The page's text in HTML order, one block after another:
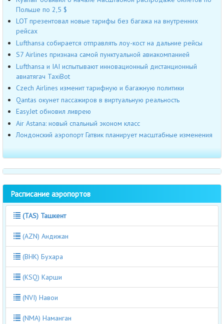
Польше по 2,5 $
LOT презентовал новые тарифы без багажа на внутренних
рейсах
Lufthansa собирается отправлять лоу-кост на дальние рейсы
S7 Airlines признана самой пунктуальной авиакомпанией
Lufthansa и IAI испытывают инновационный дистанционный
авиатягач TaxiBot
Czech Airlines изменит тарифную и багажную политики
Qantas окунет пассажиров в виртуальную реальность
EasyJet обновил ливрею
Air Astana: новый спальный эконом класс
Лондонский аэропорт Гатвик планирует масштабные изменения
Расписание аэропортов
(TAS) Ташкент
(AZN) Андижан
(BHK) Бухара
(KSQ) Карши
(NVI) Навои
(NMA) Наманган